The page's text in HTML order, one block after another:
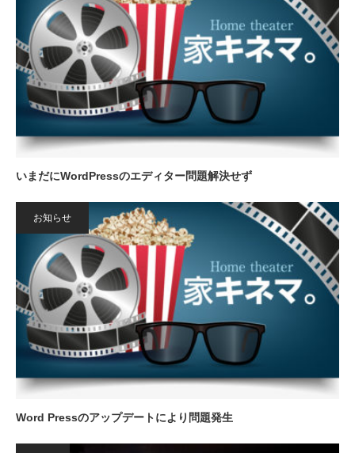
いまだにWordPressのエディター問題解決せず
お知らせ
Word Pressのアップデートにより問題発生